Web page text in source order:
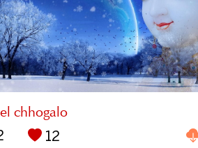
chhogalo
12